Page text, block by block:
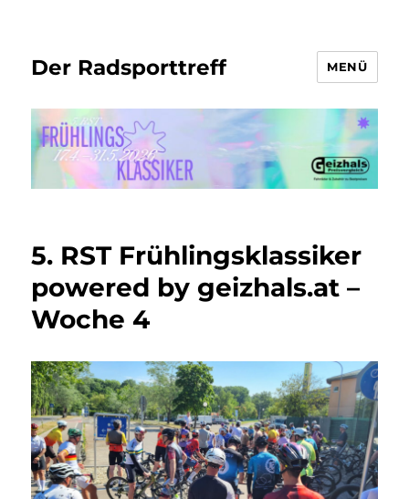
Der Radsporttreff MENÜ
5. RST Frühlingsklassiker
powered by geizhals.at –
Woche 4